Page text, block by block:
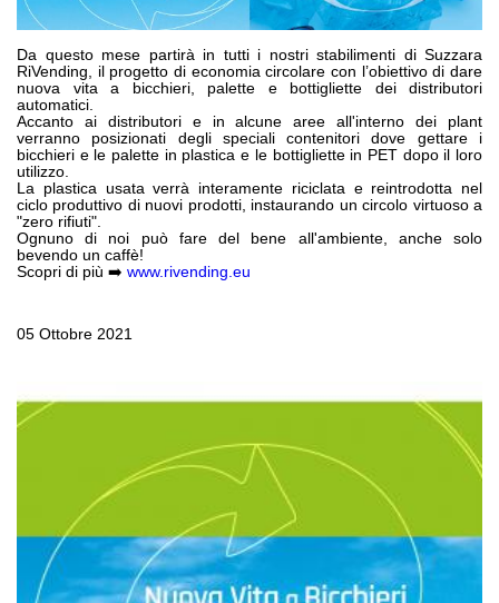
Pompe e motori a pistoni assiali
Motori elettrici brushless - Serie MS
Motori a pistoni radiali
Motori Orbitali prodotti per Bondioli & Pavesi
Sistemi di accoppiamento
Controllo
Circuiti idraulici Integrati
Valvole di controllo direzionale
Valvole a cartuccia
Servocomandi
Scambio termico
Scambiatori di calore
Da questo mese partirà in tutti i nostri stabilimenti di Suzzara
RiVending, il progetto di economia circolare con l’obiettivo di dare
nuova vita a bicchieri, palette e bottigliette dei distributori
automatici.
Accanto ai distributori e in alcune aree all'interno dei plant
verranno posizionati degli speciali contenitori dove gettare i
bicchieri e le palette in plastica e le bottigliette in PET dopo il loro
utilizzo.
La plastica usata verrà interamente riciclata e reintrodotta nel
ciclo produttivo di nuovi prodotti, instaurando un circolo virtuoso a
"zero rifiuti".
Ognuno di noi può fare del bene all'ambiente, anche solo
bevendo un caffè!
Scopri di più ➡️ www.rivending.eu
05 Ottobre 2021